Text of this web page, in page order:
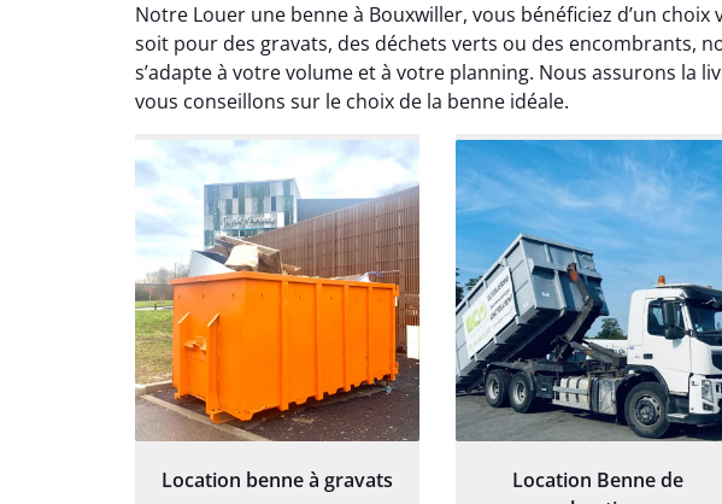
Notre Louer une benne à Bouxwiller, vous bénéficiez d’un
soit pour des gravats, des déchets verts ou des encombrants,
s’adapte à votre volume et à votre planning. Nous assurons la
vous conseillons sur le choix de la benne idéale.
Location benne à gravats
Location Benne de
Aurélie Bonnet
21 juin 2024
Le service de terrassement
jardin à Var était
exceptionnel. L'équipe a
travaillé de manière efficace
et professionnelle, laissant
notre jardin impeccable et
prêt pour notre nouveau
projet d'aménagement
paysager.